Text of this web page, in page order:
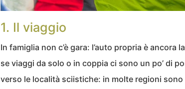
1. Il viaggio
In famiglia non c’è gara: l’auto propria è
se viaggi da solo o in coppia ci sono un po’ di
verso le località sciistiche: in molte regioni sono